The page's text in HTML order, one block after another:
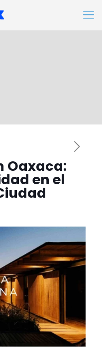
Oaxaca:
en el